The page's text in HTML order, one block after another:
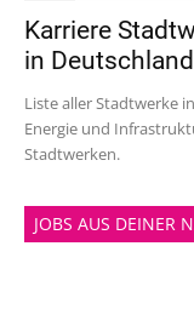
Karriere
in Deutschland
Liste aller Stadtwerke
Energie und
Stadtwerken.
JOBS AUS DEINER